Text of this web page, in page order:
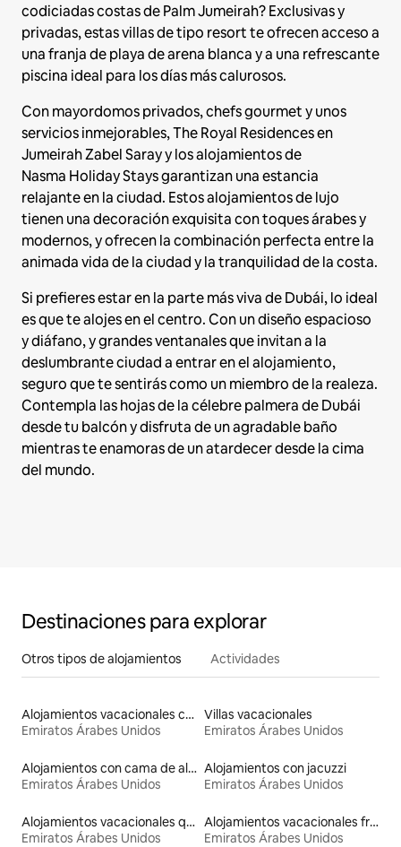
codiciadas costas de Palm Jumeirah? Exclusivas y
privadas, estas villas de tipo resort te ofrecen acceso a
una franja de playa de arena blanca y a una refrescante
piscina ideal para los días más calurosos.
Con mayordomos privados, chefs gourmet y unos
servicios inmejorables, The Royal Residences en
Jumeirah Zabel Saray y los alojamientos de
Nasma Holiday Stays garantizan una estancia
relajante en la ciudad. Estos alojamientos de lujo
tienen una decoración exquisita con toques árabes y
modernos, y ofrecen la combinación perfecta entre la
animada vida de la ciudad y la tranquilidad de la costa.
Si prefieres estar en la parte más viva de Dubái, lo ideal
es que te alojes en el centro. Con un diseño espacioso
y diáfano, y grandes ventanales que invitan a la
deslumbrante ciudad a entrar en el alojamiento,
seguro que te sentirás como un miembro de la realeza.
Contempla las hojas de la célebre palmera de Dubái
desde tu balcón y disfruta de un agradable baño
mientras te enamoras de un atardecer desde la cima
del mundo.
Destinaciones para explorar
Otros tipos de alojamientos Actividades
Alojamientos vacacionales con piscina
Emiratos Árabes Unidos
Villas vacacionales
Emiratos Árabes Unidos
Alojamientos con cama de altura accesible
Emiratos Árabes Unidos
Alojamientos con jacuzzi
Emiratos Árabes Unidos
Alojamientos vacacionales que admiten mascotas
Emiratos Árabes Unidos
Alojamientos vacacionales frente a la playa
Emiratos Árabes Unidos